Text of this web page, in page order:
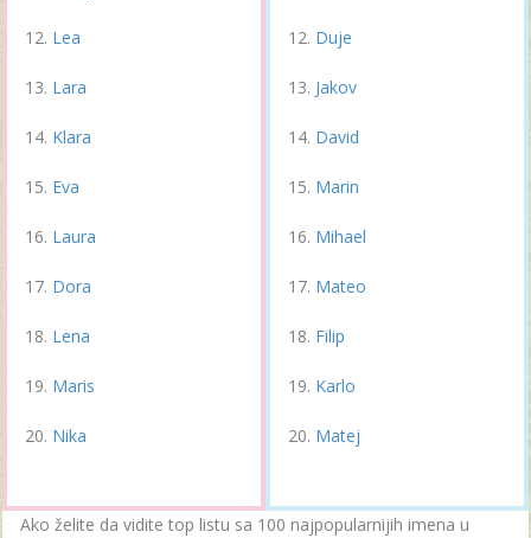
Lea
Lara
Klara
Eva
Laura
Dora
Lena
Maris
Nika
Duje
Jakov
David
Marin
Mihael
Mateo
Filip
Karlo
Matej
Ako želite da vidite top listu sa 100 najpopularnijih imena u